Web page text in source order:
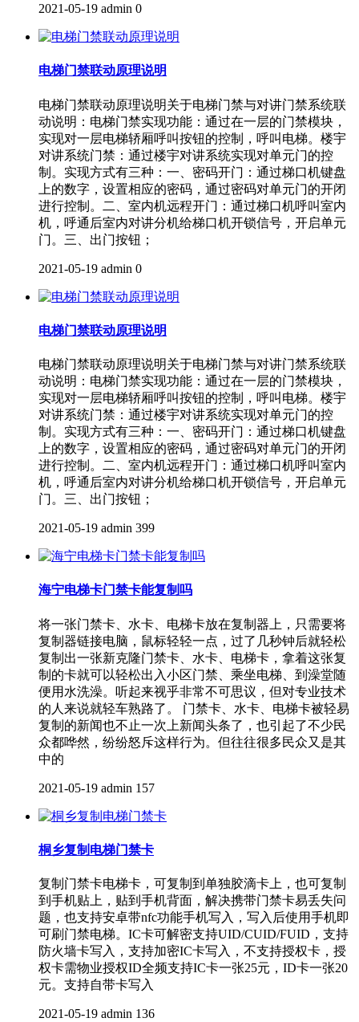
2021-05-19 admin 0
电梯门禁联动原理说明
电梯门禁联动原理说明关于电梯门禁与对讲门禁系统联
动说明：电梯门禁实现功能：通过在一层的门禁模块，
实现对一层电梯轿厢呼叫按钮的控制，呼叫电梯。楼宇
对讲系统门禁：通过楼宇对讲系统实现对单元门的控
制。实现方式有三种：一、密码开门：通过梯口机键盘
上的数字，设置相应的密码，通过密码对单元门的开闭
进行控制。二、室内机远程开门：通过梯口机呼叫室内
机，呼通后室内对讲分机给梯口机开锁信号，开启单元
门。三、出门按钮；
2021-05-19 admin 0
电梯门禁联动原理说明
电梯门禁联动原理说明关于电梯门禁与对讲门禁系统联
动说明：电梯门禁实现功能：通过在一层的门禁模块，
实现对一层电梯轿厢呼叫按钮的控制，呼叫电梯。楼宇
对讲系统门禁：通过楼宇对讲系统实现对单元门的控
制。实现方式有三种：一、密码开门：通过梯口机键盘
上的数字，设置相应的密码，通过密码对单元门的开闭
进行控制。二、室内机远程开门：通过梯口机呼叫室内
机，呼通后室内对讲分机给梯口机开锁信号，开启单元
门。三、出门按钮；
2021-05-19 admin 399
海宁电梯卡门禁卡能复制吗
将一张门禁卡、水卡、电梯卡放在复制器上，只需要将
复制器链接电脑，鼠标轻轻一点，过了几秒钟后就轻松
复制出一张新克隆门禁卡、水卡、电梯卡，拿着这张复
制的卡就可以轻松出入小区门禁、乘坐电梯、到澡堂随
便用水洗澡。听起来视乎非常不可思议，但对专业技术
的人来说就轻车熟路了。 门禁卡、水卡、电梯卡被轻易
复制的新闻也不止一次上新闻头条了，也引起了不少民
众都哗然，纷纷怒斥这样行为。但往往很多民众又是其
中的
2021-05-19 admin 157
桐乡复制电梯门禁卡
复制门禁卡电梯卡，可复制到单独胶滴卡上，也可复制
到手机贴上，贴到手机背面，解决携带门禁卡易丢失问
题，也支持安卓带nfc功能手机写入，写入后使用手机即
可刷门禁电梯。IC卡可解密支持UID/CUID/FUID，支持
防火墙卡写入，支持加密IC卡写入，不支持授权卡，授
权卡需物业授权ID全频支持IC卡一张25元，ID卡一张20
元。支持自带卡写入
2021-05-19 admin 136